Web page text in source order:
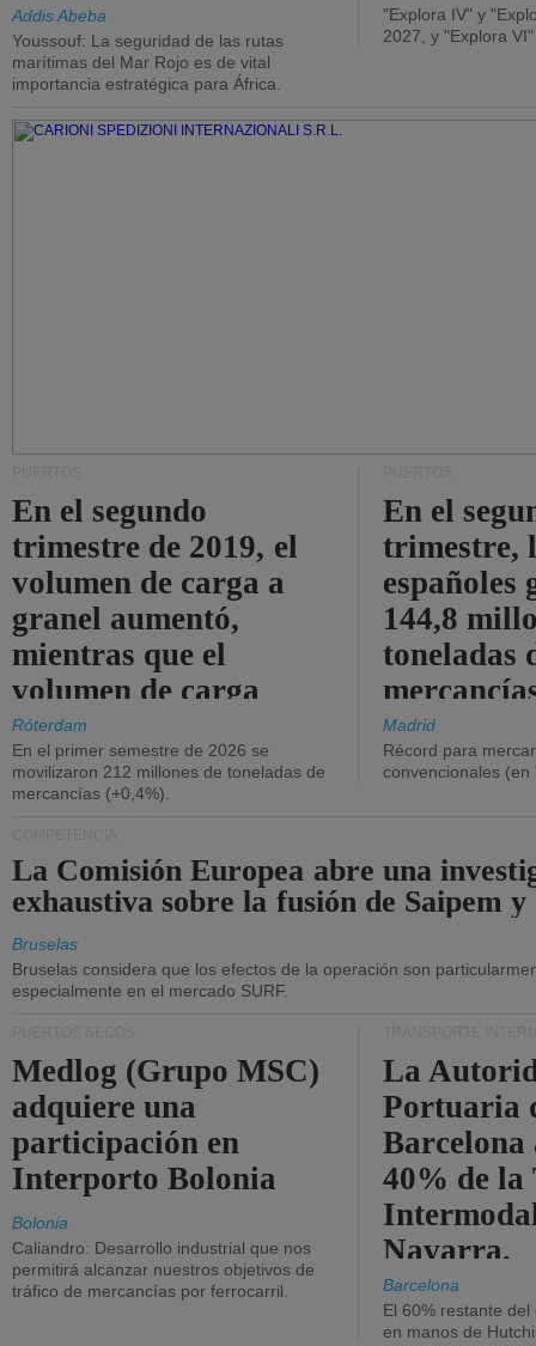
Addis Abeba
Youssouf: La seguridad de las rutas
marítimas del Mar Rojo es de vital
importancia estratégica para África.
"Explora IV" y
2027, y "Explora
En el segundo
trimestre de 2019, el
volumen de carga a
granel aumentó,
mientras que el
volumen de carga
general disminuyó.
Róterdam
En el primer semestre de 2026 se
movilizaron 212 millones de toneladas de
mercancías (+0,4%).
En el
trimestre,
españoles
144,8
toneladas
Madrid
Récord para
convencionales (en
La Comisión Europea abre una
exhaustiva sobre la fusión de Saipem y
Bruselas
Bruselas considera que los efectos de la operación son
especialmente en el mercado SURF.
Medlog (Grupo MSC)
adquiere una
participación en
Interporto Bolonia
Bolonia
Caliandro: Desarrollo industrial que nos
permitirá alcanzar nuestros objetivos de
tráfico de mercancías por ferrocarril.
La
Portuaria
40% de la
Navarra.
Barcelona
El 60% restante
en manos de